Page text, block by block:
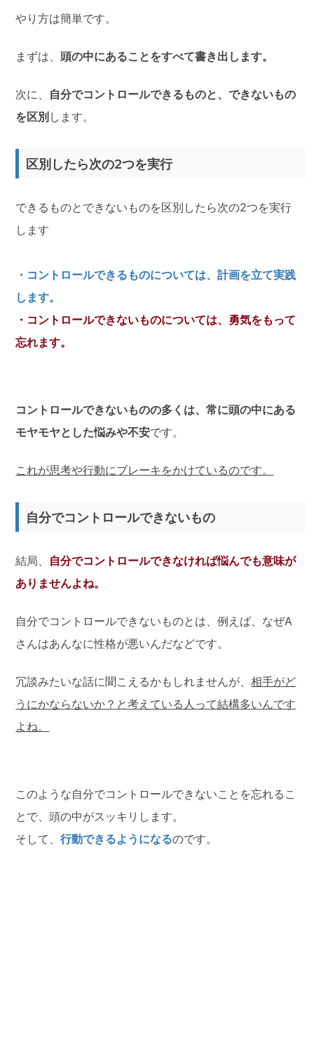
やり方は簡単です。
まずは、頭の中にあることをすべて書き出します。
次に、 自分でコントロールできるものと、できないもの
を区別 します。
区別したら次の2つを実行
できるものとできないものを区別したら次の2つを実行
します
・コントロールできるものについては、計画を立て実践
します。
・コントロールできないものについては、勇気をもって
忘れます。
コントロールできないものの多くは、常に頭の中にある
モヤモヤとした悩みや不安です。
これが思考や行動にブレーキをかけているのです。
自分でコントロールできないもの
結局、 自分でコントロールできなければ悩んでも意味が
ありませんよね。
自分でコントロールできないものとは、例えば、なぜA
さんはあんなに性格が悪いんだなどです。
冗談みたいな話に聞こえるかもしれませんが、相手がど
うにかならないか？と考えている人って結構多いんです
よね。
このような自分でコントロールできないことを忘れるこ
とで、頭の中がスッキリします。
そして、行動できるようになるのです。